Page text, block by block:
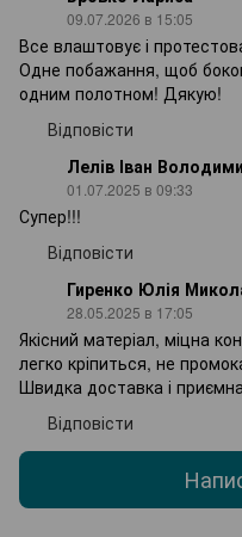
09.07.2026 в 15:05
Все влаштовує і
Одне побажання, щоб
одним полотном! Дякую!
Відповісти
Лелів Іван
01.07.2025 в 09:33
Супер!!!
Відповісти
Гиренко Юлія
28.05.2025 в 17:05
Якісний матеріал, міцна
легко кріпиться, не
Швидка доставка і
Відповісти